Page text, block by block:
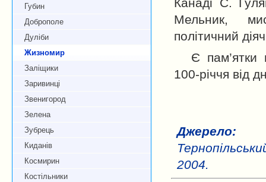
Губин
Доброполе
Дуліби
Жизномир
Заліщики
Заривинці
Звенигород
Зелена
Зубрець
Киданів
Космирин
Костільники
Канаді С.
Мельник,
політичний
Є
100-річчя від
Джерело:
2004.